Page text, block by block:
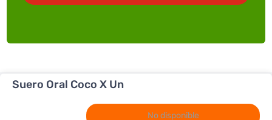
Suero Oral Coco X Un
No disponible
ACERCA DE SUPERXTRA
Trabaja con Nosotros
PRODUCTOS